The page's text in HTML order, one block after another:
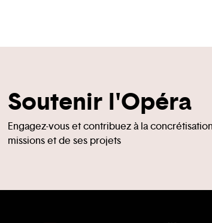
Soutenir l'Opéra
Engagez-vous et contribuez à la
missions et de ses projets